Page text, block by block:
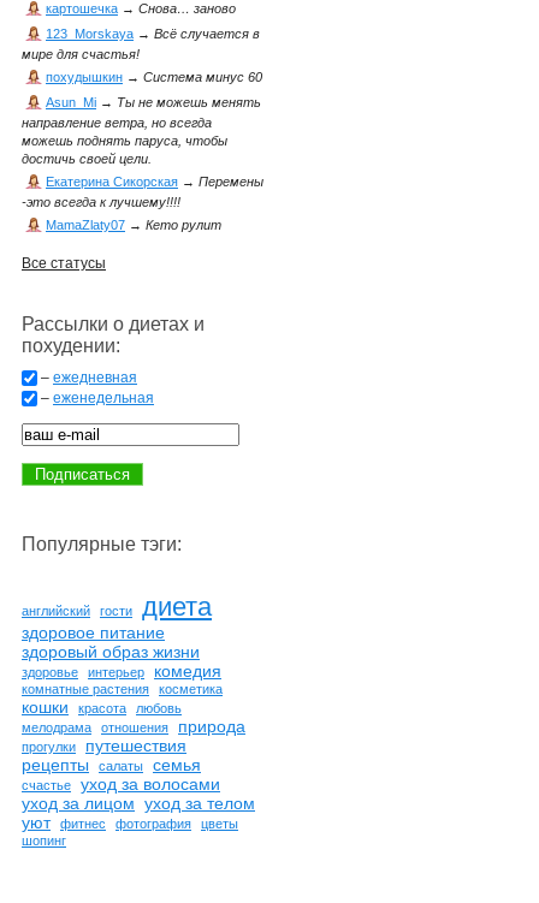
картошечка → Снова… заново
123_Morskaya → Всё случается в
мире для счастья!
похудышкин → Система минус 60
Asun_Mi → Ты не можешь менять
направление ветра, но всегда
можешь поднять паруса, чтобы
достичь своей цели.
Екатерина Сикорская → Перемены
-это всегда к лучшему!!!!
MamaZlaty07 → Кето рулит
Все статусы
Рассылки о диетах и
похудении:
– ежедневная
– еженедельная
Популярные тэги:
английский гости диета
здоровое питание
здоровый образ жизни
здоровье интерьер комедия
комнатные растения косметика
кошки красота
любовь
мелодрама
отношения природа
прогулки
путешествия
рецепты
салаты семья
счастье
уход за волосами
уход за лицом уход за телом
уют
фитнес фотография
цветы
шопинг